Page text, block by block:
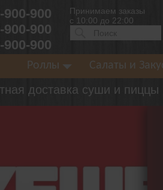
900-900
900-900
900-900
Принимаем заказы
с 10:00 до 22:00
Роллы Салаты и
доставка суши и пиццы